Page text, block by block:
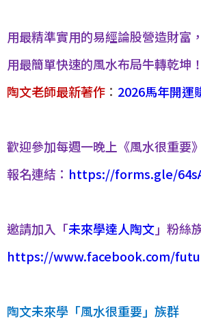
用最精準實用的易經論股營造財富，
用最簡單快速的風水布局牛轉乾坤！
陶文老師最新著作 ： 2026馬年開運
歡迎參加每週一晚上《風水很重要
報名連結： https://forms.gle/
邀請加入「未來學達人陶文」粉絲
https://www.facebook.com/
陶文未來學「風水很重要」族群